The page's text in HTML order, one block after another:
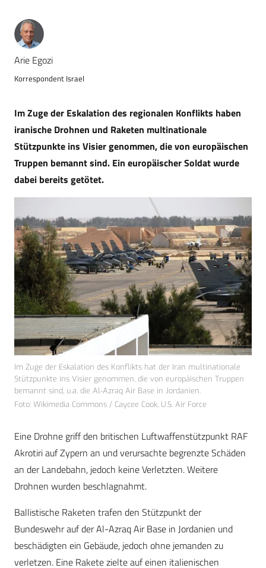
Arie Egozi
Korrespondent Israel
Im Zuge der Eskalation des regionalen Konflikts haben
iranische Drohnen und Raketen multinationale
Stützpunkte ins Visier genommen, die von europäischen
Truppen bemannt sind. Ein europäischer Soldat wurde
dabei bereits getötet.
Im Zuge der Eskalation des Konflikts hat der Iran multinationale
Stützpunkte ins Visier genommen, die von europäischen Truppen
bemannt sind, u.a. die Al-Azraq Air Base in Jordanien.
Foto: Wikimedia Commons / Caycee Cook, U.S. Air Force
Eine Drohne griff den britischen Luftwaffenstützpunkt RAF
Akrotiri auf Zypern an und verursachte begrenzte Schäden
an der Landebahn, jedoch keine Verletzten. Weitere
Drohnen wurden beschlagnahmt.
Ballistische Raketen trafen den Stützpunkt der
Bundeswehr auf der Al-Azraq Air Base in Jordanien und
beschädigten ein Gebäude, jedoch ohne jemanden zu
verletzen. Eine Rakete zielte auf einen italienischen